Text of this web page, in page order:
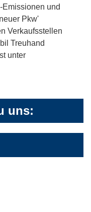
-Emissionen und
Pkw'
Verkaufsstellen
Treuhand
unter
uns: